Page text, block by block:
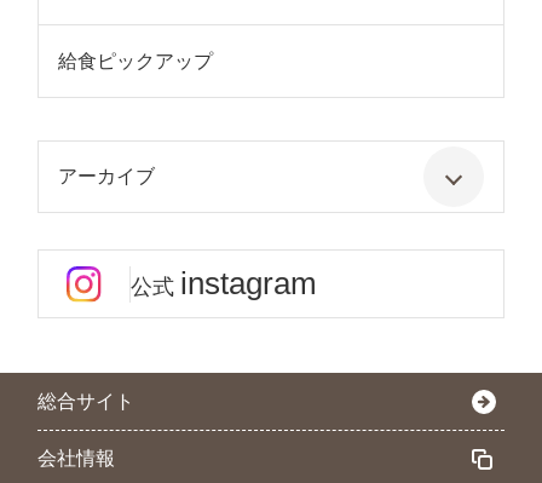
給食ピックアップ
アーカイブ
公式 instagram
総合サイト
会社情報